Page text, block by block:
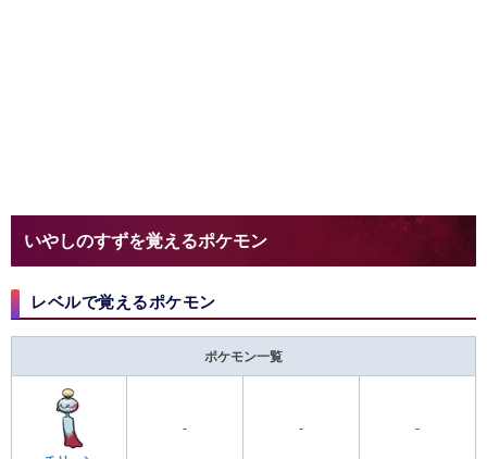
いやしのすずを覚えるポケモン
レベルで覚えるポケモン
ポケモン一覧
- - -